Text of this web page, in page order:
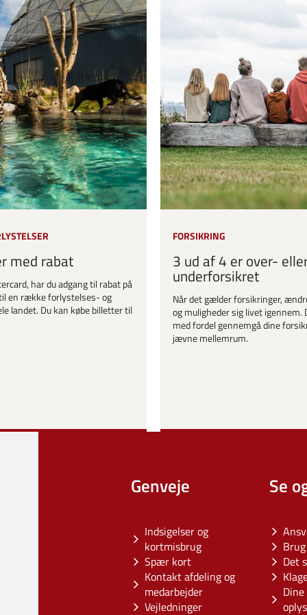
med rabat
har du adgang til rabat på
en række forlystelses- og
landet. Du kan købe billetter til
FORSIKRING
3 ud af 4 er over-
underforsikret
Når det gælder forsikringer,
og muligheder sig livet igennem.
med fordel gennemgå dine
jævne mellemrum.
Genveje
Indsigelser og
kortmisbrug
Spær kort
Kontakt afdeling og
medarbejder
Vejledninger
Se
Det